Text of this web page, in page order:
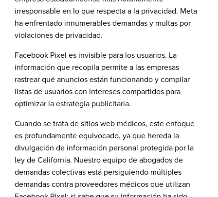
irresponsable en lo que respecta a la privacidad. Meta
ha enfrentado innumerables demandas y multas por
violaciones de privacidad.
Facebook Pixel es invisible para los usuarios. La
información que recopila permite a las empresas
rastrear qué anuncios están funcionando y compilar
listas de usuarios con intereses compartidos para
optimizar la estrategia publicitaria.
Cuando se trata de sitios web médicos, este enfoque
es profundamente equivocado, ya que hereda la
divulgación de información personal protegida por la
ley de California. Nuestro equipo de abogados de
demandas colectivas está persiguiendo múltiples
demandas contra proveedores médicos que utilizan